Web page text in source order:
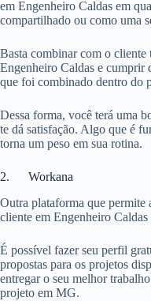
em Engenheiro Caldas em
compartilhado ou como uma
Basta combinar com o cliente
Engenheiro Caldas e cumprir
que foi combinado dentro do
Dessa forma, você terá uma
te dá satisfação. Algo que é
torna um peso em sua rotina.
2. Workana
Outra plataforma que permite
cliente em Engenheiro Caldas
É possível fazer seu perfil
propostas para os projetos
entregar o seu melhor
projeto em MG.